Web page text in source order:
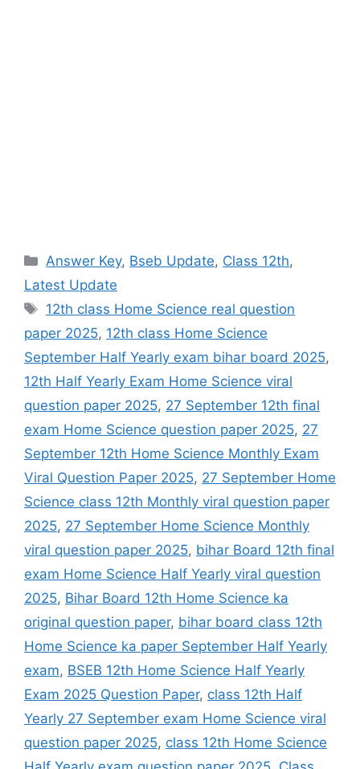
Categories
Answer Key, Bseb Update, Class 12th,
Latest Update
Tags
12th class Home Science real question
paper 2025, 12th class Home Science
September Half Yearly exam bihar board 2025,
12th Half Yearly Exam Home Science viral
question paper 2025, 27 September 12th final
exam Home Science question paper 2025, 27
September 12th Home Science Monthly Exam
Viral Question Paper 2025, 27 September Home
Science class 12th Monthly viral question paper
2025, 27 September Home Science Monthly
viral question paper 2025, bihar Board 12th final
exam Home Science Half Yearly viral question
2025, Bihar Board 12th Home Science ka
original question paper, bihar board class 12th
Home Science ka paper September Half Yearly
exam, BSEB 12th Home Science Half Yearly
Exam 2025 Question Paper, class 12th Half
Yearly 27 September exam Home Science viral
question paper 2025, class 12th Home Science